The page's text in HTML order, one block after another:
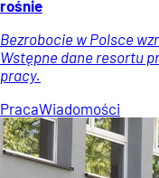
rośnie
Bezrobocie w Polsce
Wstępne dane resortu
pracy.
PracaWiadomości